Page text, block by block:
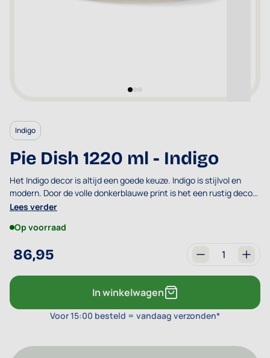
Indigo
Pie Dish 1220 ml - Indigo
Het Indigodecor is altijd een goede keuze. Indigo is stijlvol en
modern. Door de volle donkerblauwe print is het een rustig decor
en kan deze goed gecombineerd worden met andere decors.
Lees verder
Op voorraad
86,95
In winkelwagen
Voor 15:00 besteld = vandaag verzonden*